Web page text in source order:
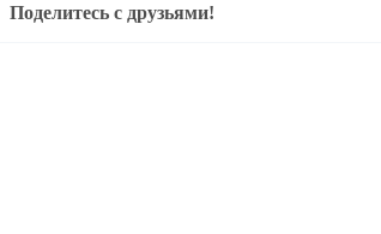
Поделитесь с друзьями!